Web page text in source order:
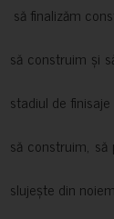
Sfântul Nectarie
Sfântul Nectarie
să finalizăm
să construim și
stadiul de
să construim,
slujește din